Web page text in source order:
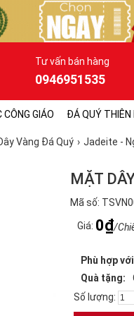
Tư vấn bán hàng
0946951535
GIÁO ĐÁ QUÝ THIÊN
Vàng Đá Quý Jadeite -
MẶT
Mã số:
Giá: 0₫/
Phù hợp
Quà tặng:
Số lượng: